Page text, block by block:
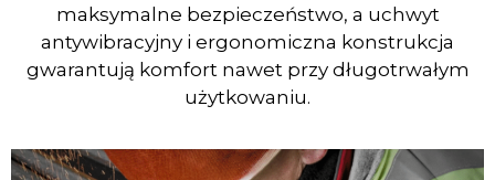
maksymalne bezpieczeństwo, a uchwyt
antywibracyjny i ergonomiczna konstrukcja
gwarantują komfort nawet przy długotrwałym
użytkowaniu.